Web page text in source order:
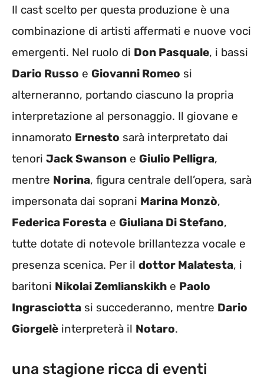
Il cast scelto per questa produzione è una
combinazione di artisti affermati e nuove voci
emergenti. Nel ruolo di Don Pasquale, i bassi
Dario Russo e Giovanni Romeo si
alterneranno, portando ciascuno la propria
interpretazione al personaggio. Il giovane e
innamorato Ernesto sarà interpretato dai
tenori Jack Swanson e Giulio Pelligra,
mentre Norina, figura centrale dell’opera, sarà
impersonata dai soprani Marina Monzò,
Federica Foresta e Giuliana Di Stefano,
tutte dotate di notevole brillantezza vocale e
presenza scenica. Per il dottor Malatesta, i
baritoni Nikolai Zemlianskikh e Paolo
Ingrasciotta si succederanno, mentre Dario
Giorgelè interpreterà il Notaro.
una stagione ricca di eventi